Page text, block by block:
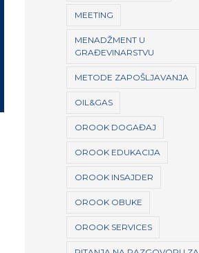
MEETING
MENADŽMENT U
GRAĐEVINARSTVU
METODE ZAPOŠLJAVANJA
OIL&GAS
OROOK DOGAĐAJ
OROOK EDUKACIJA
OROOK INSAJDER
OROOK OBUKE
OROOK SERVICES